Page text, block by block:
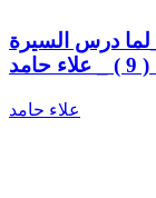
درس السيرة
علاء حامد